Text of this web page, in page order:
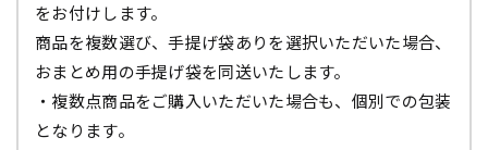
をお付けします。
商品を複数選び、手提げ袋ありを選択いただいた場合、
おまとめ用の手提げ袋を同送いたします。
・複数点商品をご購入いただいた場合も、個別での包装
となります。